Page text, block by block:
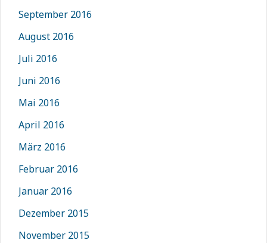
September 2016
August 2016
Juli 2016
Juni 2016
Mai 2016
April 2016
März 2016
Februar 2016
Januar 2016
Dezember 2015
November 2015